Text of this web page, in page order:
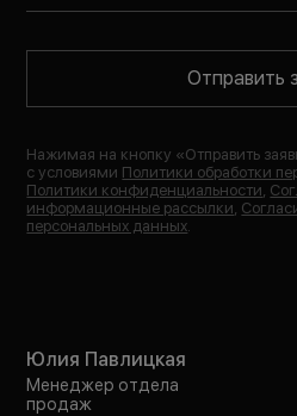
Отправить
Нажимая на кнопку «Отправить
с условиями Политики обработки
Политики конфиденциальности
информационные рассылки
персональных данных
Юлия Павлицкая
Менеджер отдела
продаж